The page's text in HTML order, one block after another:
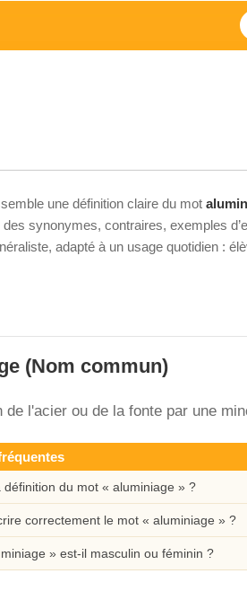
une définition claire du mot
des synonymes, contraires, exemples
adapté à un usage quotidien :
(Nom commun)
de l'acier ou de la fonte par une
définition du mot « aluminiage » ?
correctement le mot « aluminiage » ?
» est-il masculin ou féminin ?